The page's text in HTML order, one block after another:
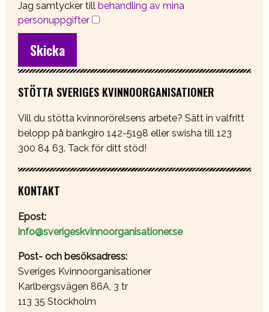
Jag samtycker till behandling av mina
personuppgifter
STÖTTA SVERIGES KVINNOORGANISATIONER
Vill du stötta kvinnorörelsens arbete? Sätt in valfritt
belopp på bankgiro 142-5198 eller swisha till 123
300 84 63. Tack för ditt stöd!
KONTAKT
Epost:
info@sverigeskvinnoorganisationer.se
Post- och besöksadress:
Sveriges Kvinnoorganisationer
Karlbergsvägen 86A, 3 tr
113 35 Stockholm